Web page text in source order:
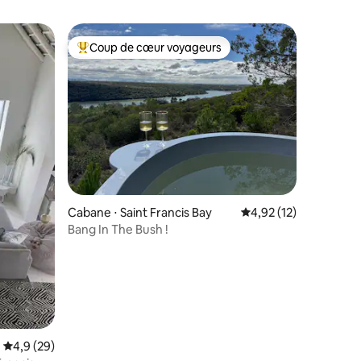
: 4,92 sur 5
Évaluation moyenne sur la base de 29 commentaires : 4,9 sur 5
4,9 (29)
Coups de cœur voyageurs les plus appréciés
Coup de cœur voyageurs
Cabane ⋅ Saint Francis Bay Évaluation moyenne
4,92 (12)
Bang In The Bush !